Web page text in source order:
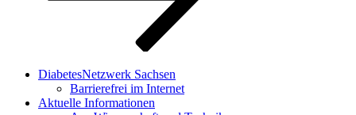
DiabetesNetzwerk Sachsen
Barrierefrei im Internet
Aktuelle Informationen